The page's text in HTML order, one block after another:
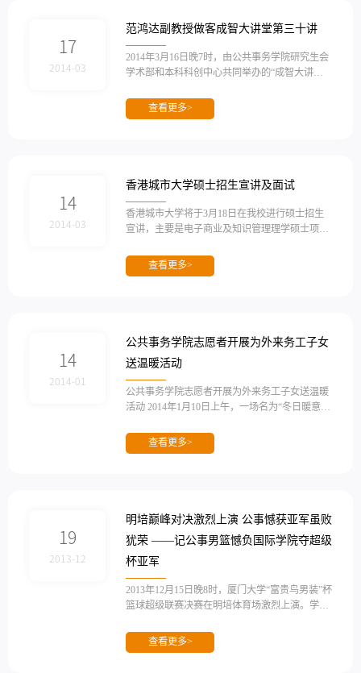
征得导师和学院的同意.2. 申请人必须积极参与各
17
2014-03
范鸿达副教授做客成智大讲堂第三十讲
2014年3月16日晚7时，由公共事务学院研究生会
学术部和本科科创中心共同举办的“成智大讲堂”
大学政治学系范鸿达副教授给同学们带来了一场
有关中东政治社会变迁的精彩讲座。范老师以自
10年底，北非和中东一些阿拉伯国家...
查看更多>
14
2014-03
香港城市大学硕士招生宣讲及面试
香港城市大学将于3月18日在我校进行硕士招生
宣讲，主要是电子商业及知识管理理学硕士项
提供答疑和面试机会。附件海报及院系简介供参
考。鼓励有意愿到香港交流或深造的同学利用此
级、手机号到邮箱：978127075@qq.com附件1：u
查看更多>
14
2014-01
公共事务学院志愿者开展为外来务工子女
送温暖活动
公共事务学院志愿者开展为外来务工子女送温暖
活动 2014年1月10日上午，一场名为“冬日暖意”
志愿项目“成功小学第二课堂”结业仪式在思明小
学碧山校区举行。厦门大学公共事务学院团委书
力量，政府和社会都非常关心、重视外来务工子
查看更多>
19
2013-12
明培巅峰对决激烈上演 公事憾获亚军虽败
犹荣 ——记公事男篮憾负国际学院夺超级
杯亚军
2013年12月15日晚8时，厦门大学“富贵鸟男装”杯
篮球超级联赛决赛在明培体育场激烈上演。学院
书记蒋慧琼老师以及学院其他辅导员到场为篮球
队加油。 在这届精彩的篮球盛宴中，公事发挥稳
查看更多>